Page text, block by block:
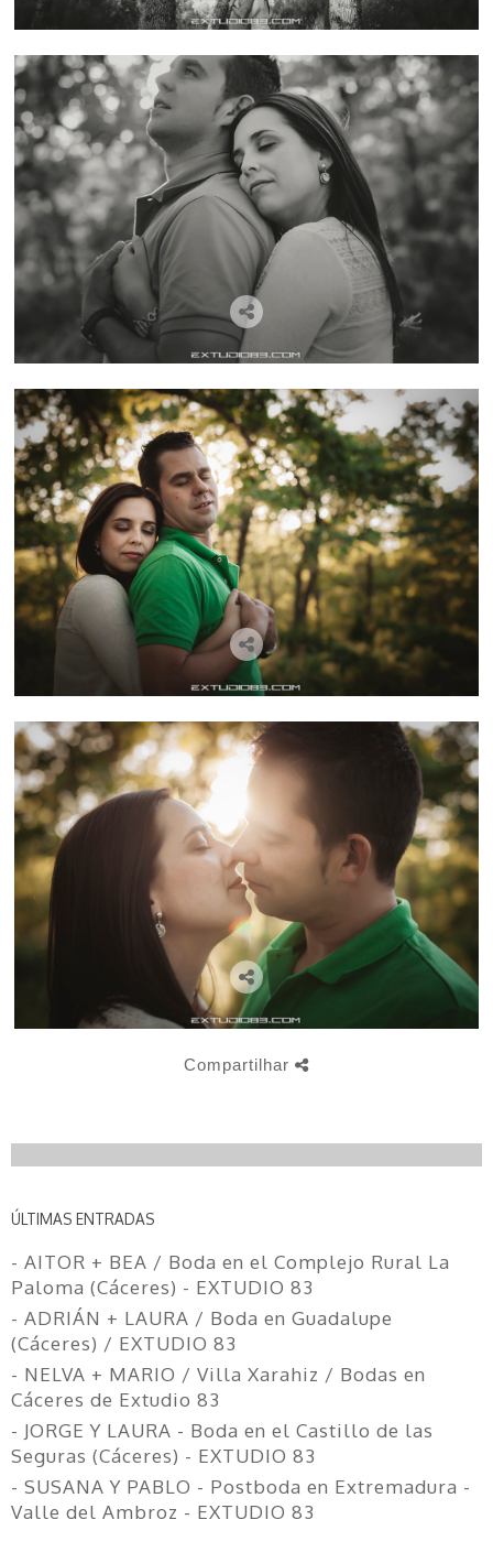
Compartilhar
ÚLTIMAS ENTRADAS
- AITOR + BEA / Boda en el Complejo Rural La
Paloma (Cáceres) - EXTUDIO 83
- ADRIÁN + LAURA / Boda en Guadalupe
(Cáceres) / EXTUDIO 83
- NELVA + MARIO / Villa Xarahiz / Bodas en
Cáceres de Extudio 83
- JORGE Y LAURA - Boda en el Castillo de las
Seguras (Cáceres) - EXTUDIO 83
- SUSANA Y PABLO - Postboda en Extremadura -
Valle del Ambroz - EXTUDIO 83